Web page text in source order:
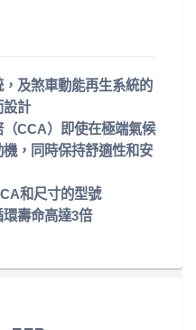
及煞車動能再生系統的
設計
CCA）即使在極端氣候
，同時保持舒適性和安
和尺寸的型號
壽命高達3倍